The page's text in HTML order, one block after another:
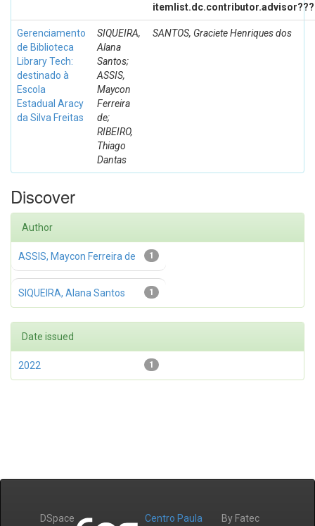
itemlist.dc.contributor.advisor???
Gerenciamento
de Biblioteca
Library Tech:
destinado à
Escola
Estadual Aracy
da Silva Freitas
SIQUEIRA,
Alana
Santos;
ASSIS,
Maycon
Ferreira
de;
RIBEIRO,
Thiago
Dantas
SANTOS, Graciete Henriques dos
Discover
Author
1
ASSIS, Maycon Ferreira de
1
SIQUEIRA, Alana Santos
Date issued
1
2022
DSpace
Centro Paula
By Fatec